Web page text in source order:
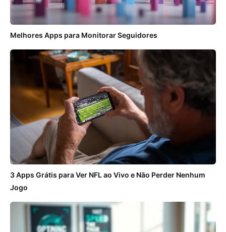
Melhores Apps para Monitorar Seguidores
3 Apps Grátis para Ver NFL ao Vivo e Não Perder Nenhum
Jogo